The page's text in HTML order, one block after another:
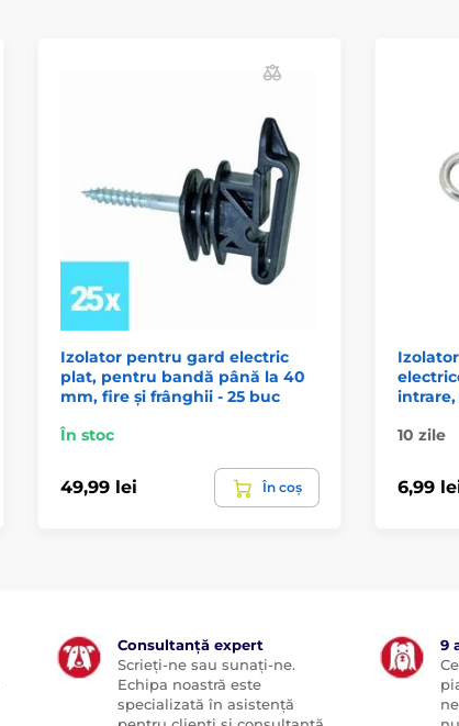
Izolator pentru gard electric
plat, pentru bandă până la 40
mm, fire și frânghii - 25 buc
În stoc
49,99 lei În coș
10 zile
6,99
Consultanță expert
Scrieți-ne sau sunați-ne.
Echipa noastră este
specializată în asistență
9